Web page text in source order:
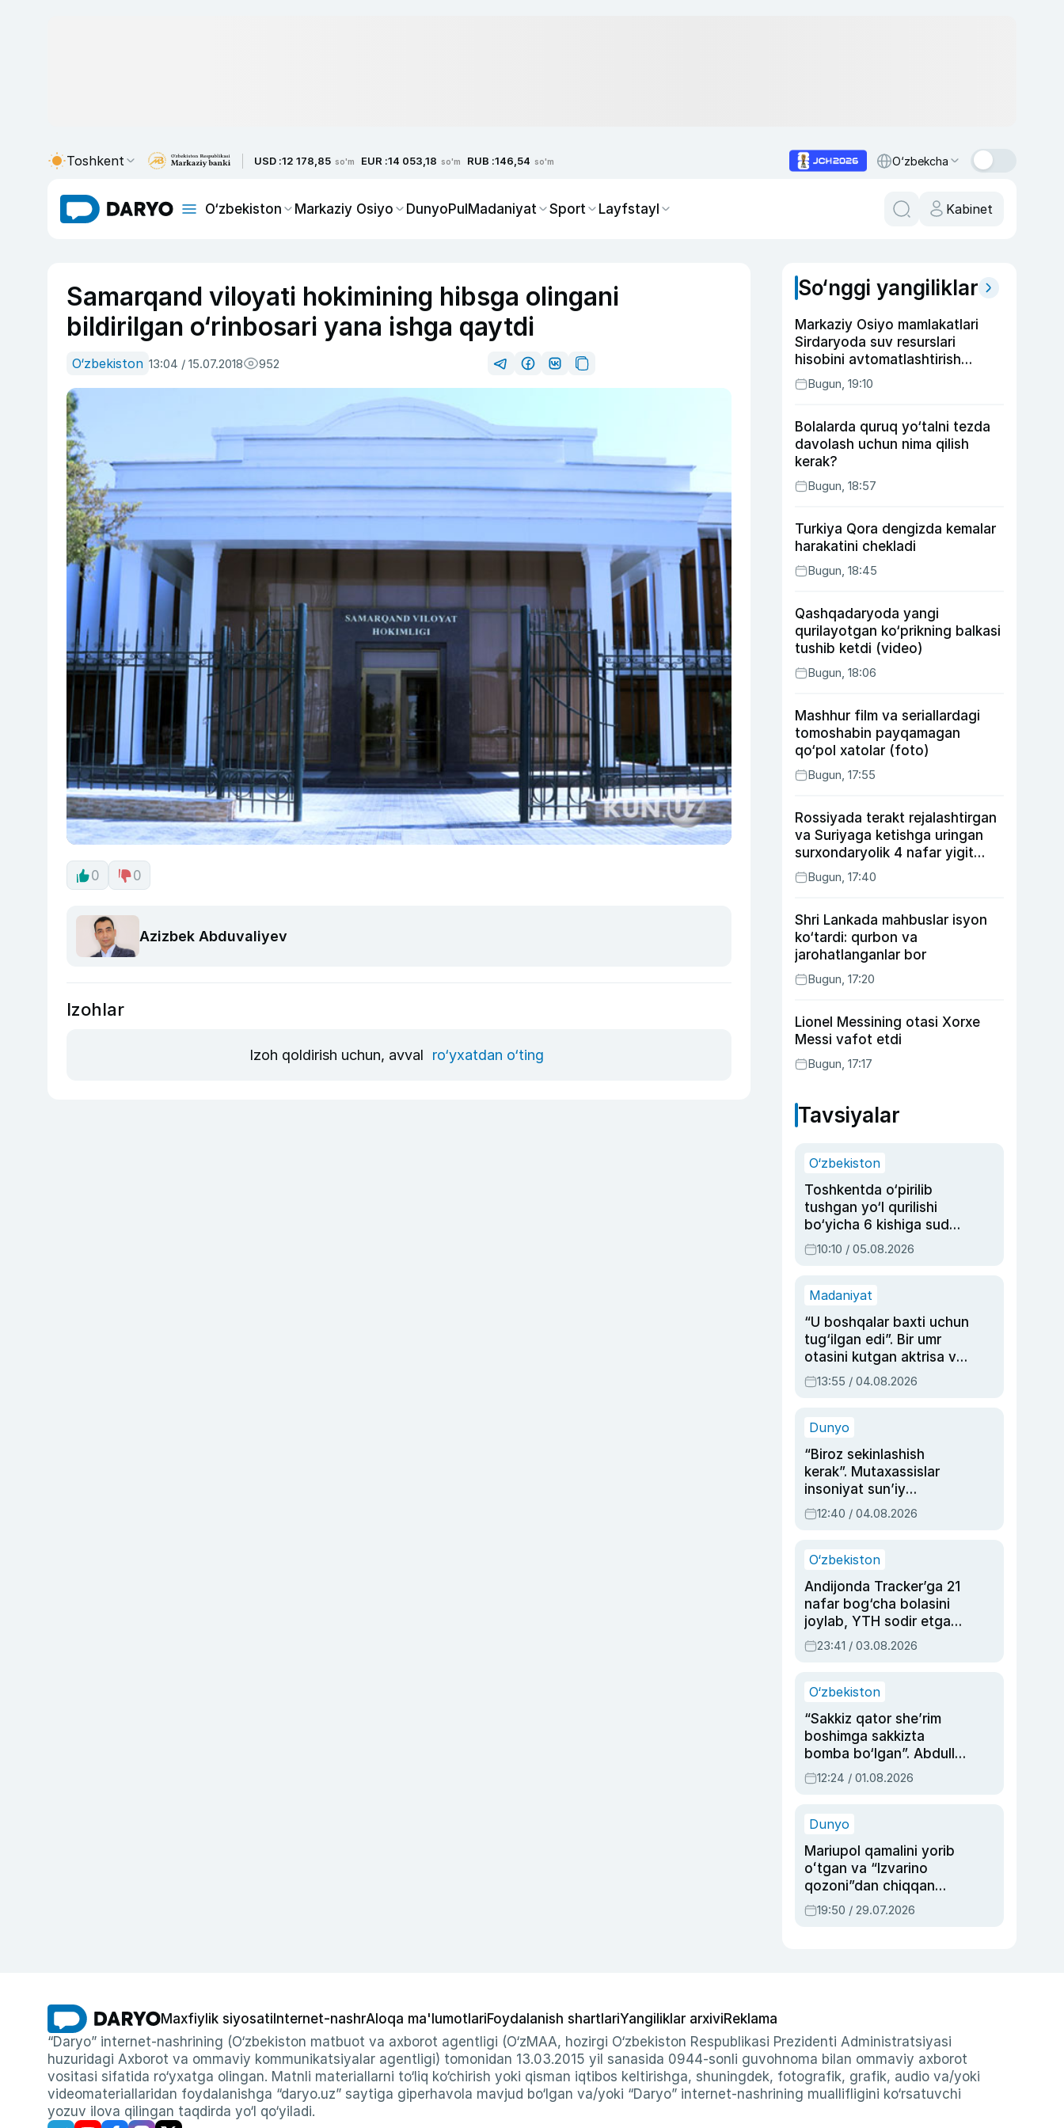
Toshkent USD :12 178,85 so'm EUR :14 053,18 so'm RUB :146,54 so'm O‘zbekcha
O‘zbekiston Markaziy Osiyo DunyoPulMadaniyat Sport Layfstayl Kabinet
Samarqand viloyati hokimining hibsga olingani
bildirilgan o‘rinbosari yana ishga qaytdi
O‘zbekiston 13:04 / 15.07.2018 952
0 0
Azizbek Abduvaliyev
Izohlar
Izoh qoldirish uchun, avval ro‘yxatdan o‘ting
So‘nggi yangiliklar
Markaziy Osiyo mamlakatlari
Sirdaryoda suv resurslari
hisobini avtomatlashtirish
rejasini ishlab chiqishni
ma’qulladi
Bugun, 19:10
Bolalarda quruq yo‘talni tezda
davolash uchun nima qilish
kerak?
Bugun, 18:57
Turkiya Qora dengizda kemalar
harakatini chekladi
Bugun, 18:45
Qashqadaryoda yangi
qurilayotgan ko‘prikning balkasi
tushib ketdi (video)
Bugun, 18:06
Mashhur film va seriallardagi
tomoshabin payqamagan
qo‘pol xatolar (foto)
Bugun, 17:55
Rossiyada terakt rejalashtirgan
va Suriyaga ketishga uringan
surxondaryolik 4 nafar yigit
qamaldi
Bugun, 17:40
Shri Lankada mahbuslar isyon
ko‘tardi: qurbon va
jarohatlanganlar bor
Bugun, 17:20
Lionel Messining otasi Xorxe
Messi vafot etdi
Bugun, 17:17
Tavsiyalar
O‘zbekiston
Toshkentda o‘pirilib
tushgan yo‘l qurilishi
bo‘yicha 6 kishiga sud
hukmi o‘qildi
10:10 / 05.08.2026
Madaniyat
“U boshqalar baxti uchun
tug‘ilgan edi”. Bir umr
otasini kutgan aktrisa va
dublyaj ustasi Rimma
Ahmedovaning
13:55 / 04.08.2026
Dunyo
“Biroz sekinlashish
kerak”. Mutaxassislar
insoniyat sun’iy
intellektni boshqara
olmay qolishidan xavotir
12:40 / 04.08.2026
O‘zbekiston
Andijonda Tracker’ga 21
nafar bog‘cha bolasini
joylab, YTH sodir etgan
ayolga sud hukmi o‘qildi
23:41 / 03.08.2026
O‘zbekiston
“Sakkiz qator she’rim
boshimga sakkizta
bomba bo‘lgan”. Abdulla
Oripovni siyosiy
ayblovlardan asrab
12:24 / 01.08.2026
Dunyo
Mariupol qamalini yorib
oʻtgan va “Izvarino
qozoni”dan chiqqan
qahramon — Ukraina
armiyasi bosh
19:50 / 29.07.2026
Maxfiylik siyosati Internet-nashrAloqa ma'lumotlariFoydalanish shartlariYangiliklar arxiviReklama
“Daryo” internet-nashrining (O‘zbekiston matbuot va axborot agentligi (O‘zMAA, hozirgi O‘zbekiston Respublikasi Prezidenti Administratsiyasi
huzuridagi Axborot va ommaviy kommunikatsiyalar agentligi) tomonidan 13.03.2015 yil sanasida 0944-sonli guvohnoma bilan ommaviy axborot
vositasi sifatida ro‘yxatga olingan. Matnli materiallarni to‘liq ko‘chirish yoki qisman iqtibos keltirishga, shuningdek, fotografik, grafik, audio va/yoki
videomateriallaridan foydalanishga “daryo.uz” saytiga giperhavola mavjud bo‘lgan va/yoki “Daryo” internet-nashrining muallifligini ko‘rsatuvchi
yozuv ilova qilingan taqdirda yo‘l qo‘yiladi.